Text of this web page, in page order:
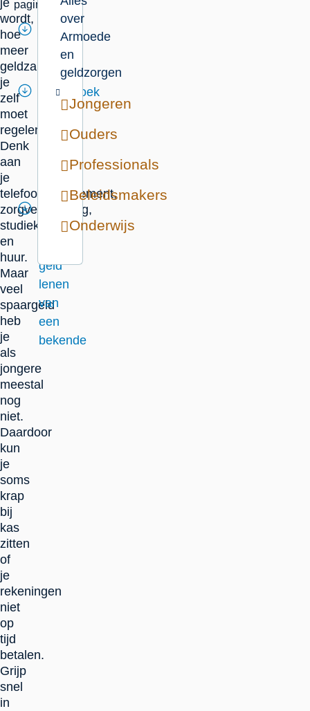
je
wordt,
hoe
meer
geldzaken
je
zelf
moet
regelen.
Denk
aan
je
telefoonabonnement,
zorgverzekering,
studiekosten
en
huur.
Maar
veel
spaargeld
heb
je
als
jongere
meestal
nog
niet.
Daardoor
kun
je
soms
krap
bij
kas
zitten
of
je
rekeningen
niet
op
tijd
betalen.
Grijp
snel
in
pagina
Bereid
voor
Onderzoek
recht
extra
geld
lenen
van
een
bekende
over
Armoede
en
geldzorgen
Jongeren
Ouders
Professionals
Beleidsmakers
Onderwijs